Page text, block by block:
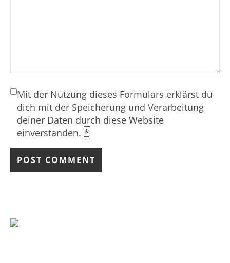
Mit der Nutzung dieses Formulars erklärst du
dich mit der Speicherung und Verarbeitung
deiner Daten durch diese Website
einverstanden. *